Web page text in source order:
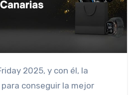
conseguir la mejor